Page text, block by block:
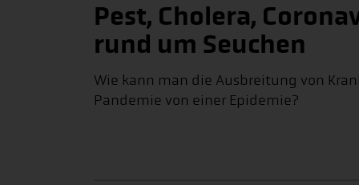
Pest, Cholera,
rund um Seuchen
Wie kann man die Ausbreitung von
Pandemie von einer Epidemie?